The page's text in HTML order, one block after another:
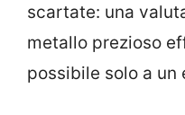
scartate: una
metallo prezioso
possibile solo a un